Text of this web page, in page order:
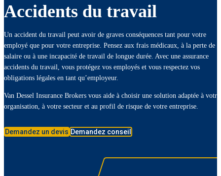
Accidents du travail
Un accident du travail peut avoir de graves conséquences tant pour votre
employé que pour votre entreprise. Pensez aux frais médicaux, à la perte de
salaire ou à une incapacité de travail de longue durée. Avec une assurance
accidents du travail, vous protégez vos employés et vous respectez vos
obligations légales en tant qu’employeur.
Van Dessel Insurance Brokers vous aide à choisir une solution adaptée à votre
organisation, à votre secteur et au profil de risque de votre entreprise.
Demandez un devis Demandez conseil